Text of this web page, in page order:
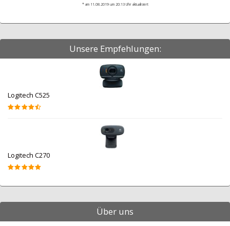
* am 11.08.2019 um 20:13 Uhr aktualisiert
Unsere Empfehlungen:
Logitech C525
Logitech C270
Über uns